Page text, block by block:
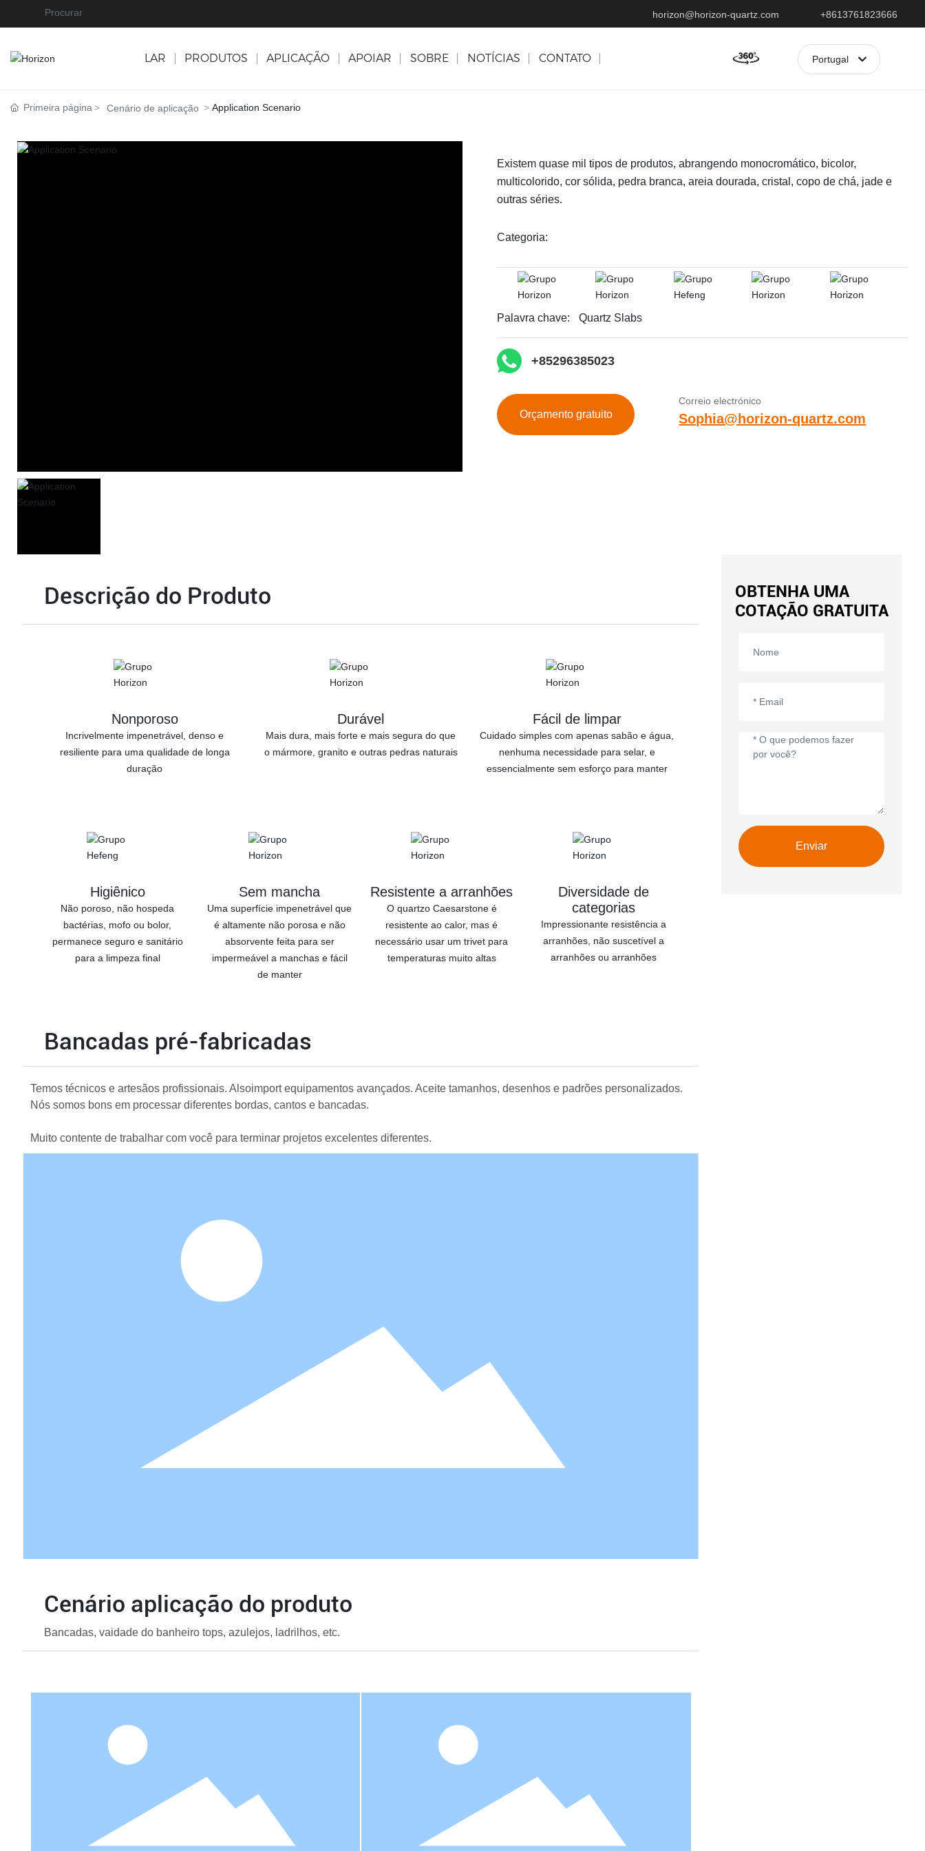
horizon@horizon-quartz.com +8613761823666
LAR PRODUTOS APLICAÇÃO APOIAR SOBRE NOTÍCIAS CONTATO Portugal
中文简体
Primeira página Cenário de aplicação Application Scenario
Existem quase mil tipos de produtos, abrangendo monocromático, bicolor,
multicolorido, cor sólida, pedra branca, areia dourada, cristal, copo de chá, jade e
outras séries.
Categoria:
Palavra chave: Quartz Slabs
+85296385023‬
Orçamento gratuito
Correio electrónico
Sophia@horizon-quartz.com
Descrição do Produto
Nonporoso
Incrivelmente impenetrável, denso e
resiliente para uma qualidade de longa
duração
Durável
Mais dura, mais forte e mais segura do que
o mármore, granito e outras pedras naturais
Fácil de limpar
Cuidado simples com apenas sabão e água,
nenhuma necessidade para selar, e
essencialmente sem esforço para manter
Higiênico
Não poroso, não hospeda
bactérias, mofo ou bolor,
permanece seguro e sanitário
para a limpeza final
Sem mancha
Uma superfície impenetrável que
é altamente não porosa e não
absorvente feita para ser
impermeável a manchas e fácil
de manter
Resistente a arranhões
O quartzo Caesarstone é
resistente ao calor, mas é
necessário usar um trivet para
temperaturas muito altas
Diversidade de
categorias
Impressionante resistência a
arranhões, não suscetível a
arranhões ou arranhões
Bancadas pré-fabricadas
Temos técnicos e artesãos profissionais. Alsoimport equipamentos avançados. Aceite tamanhos, desenhos e padrões personalizados.
Nós somos bons em processar diferentes bordas, cantos e bancadas.
Muito contente de trabalhar com você para terminar projetos excelentes diferentes.
Cenário aplicação do produto
Bancadas, vaidade do banheiro tops, azulejos, ladrilhos, etc.
OBTENHA UMA
COTAÇÃO GRATUITA
Enviar